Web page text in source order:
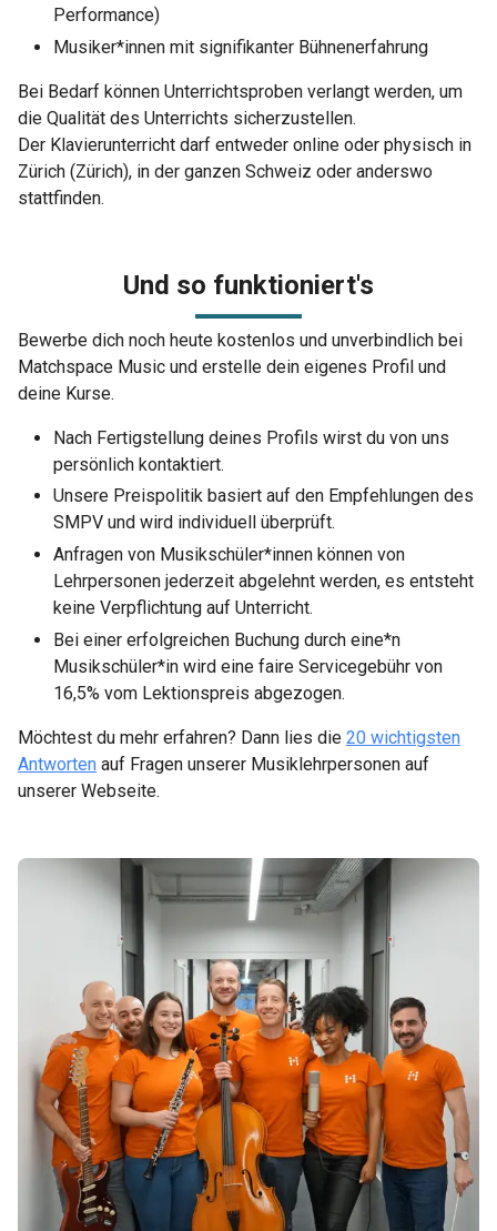
Performance)
Musiker*innen mit signifikanter Bühnenerfahrung
Bei Bedarf können Unterrichtsproben verlangt werden, um
die Qualität des Unterrichts sicherzustellen.
Der Klavierunterricht darf entweder online oder physisch in
Zürich (Zürich), in der ganzen Schweiz oder anderswo
stattfinden.
Und so funktioniert's
Bewerbe dich noch heute kostenlos und unverbindlich bei
Matchspace Music und erstelle dein eigenes Profil und
deine Kurse.
Nach Fertigstellung deines Profils wirst du von uns
persönlich kontaktiert.
Unsere Preispolitik basiert auf den Empfehlungen des
SMPV und wird individuell überprüft.
Anfragen von Musikschüler*innen können von
Lehrpersonen jederzeit abgelehnt werden, es entsteht
keine Verpflichtung auf Unterricht.
Bei einer erfolgreichen Buchung durch eine*n
Musikschüler*in wird eine faire Servicegebühr von
16,5% vom Lektionspreis abgezogen.
Möchtest du mehr erfahren? Dann lies die 20 wichtigsten
Antworten auf Fragen unserer Musiklehrpersonen auf
unserer Webseite.